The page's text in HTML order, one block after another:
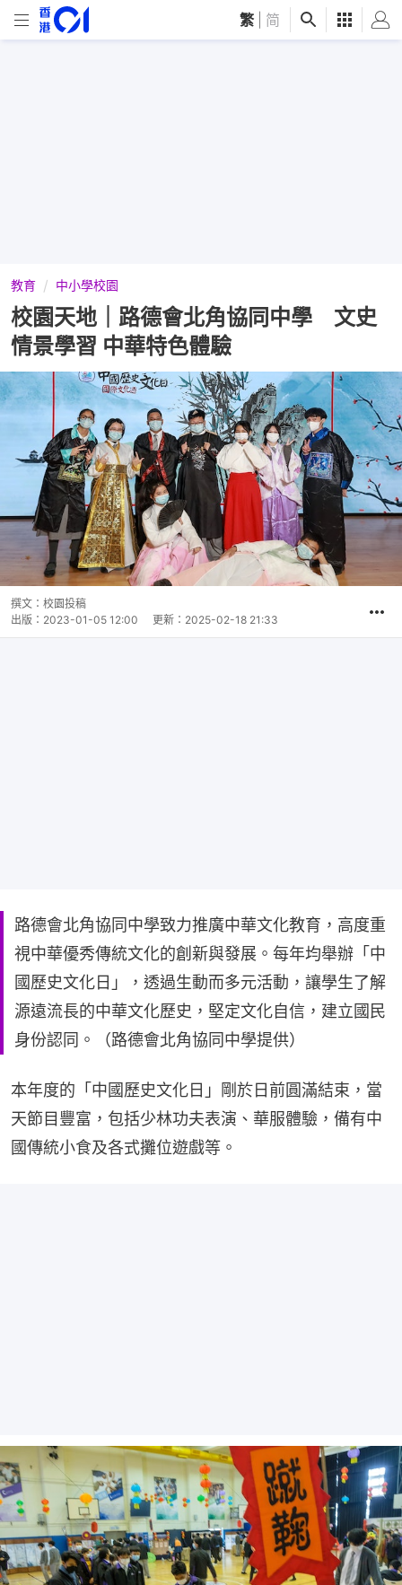
繁 简
教育 中小學校園
校園天地｜路德會北角協同中學 文史
情景學習 中華特色體驗
撰文： 校園投稿
出版： 2023-01-05 12:00 更新： 2025-02-18 21:33
路德會北角協同中學致力推廣中華文化教育，高度重
視中華優秀傳統文化的創新與發展。每年均舉辦「中
國歷史文化日」，透過生動而多元活動，讓學生了解
源遠流長的中華文化歷史，堅定文化自信，建立國民
身份認同。（路德會北角協同中學提供）
本年度的「中國歷史文化日」剛於日前圓滿結束，當
天節目豐富，包括少林功夫表演、華服體驗，備有中
國傳統小食及各式攤位遊戲等。